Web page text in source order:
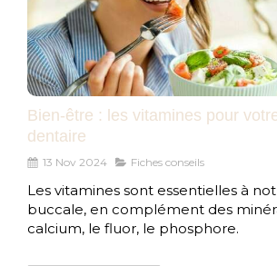
Bien-être : les vitamines pour
dentaire
13 Nov 2024 Fiches conseils
Les vitamines sont essentielles à
buccale, en complément des
calcium, le fluor, le phosphore.